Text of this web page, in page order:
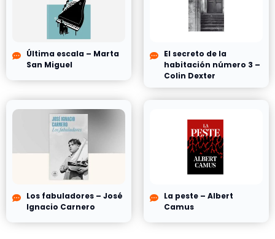
Última escala – Marta
San Miguel
El secreto de la
habitación número 3 –
Colin Dexter
Los fabuladores – José
Ignacio Carnero
La peste – Albert
Camus